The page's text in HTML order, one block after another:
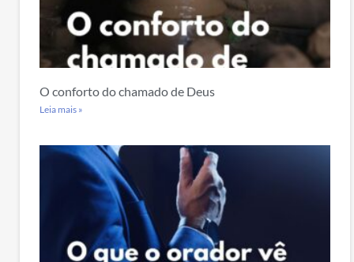
O conforto do chamado de Deus
Leia mais »